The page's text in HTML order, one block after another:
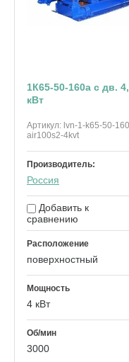
1К65-50-160а с дв.
кВт
Артикул: lvn-1-k65-50-
air100s2-4kvt
Производитель:
Россия
Добавить к
сравнению
Расположение
поверхностный
Мощность
4 кВт
Об/мин
3000